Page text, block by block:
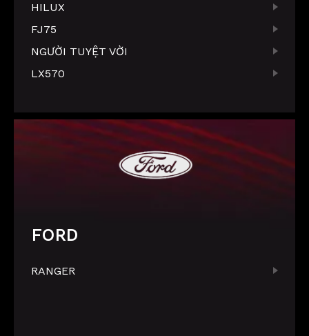
HILUX
FJ75
NGƯỜI TUYỆT VỜI
LX570
FORD
RANGER